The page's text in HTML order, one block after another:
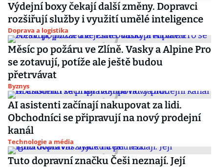
Výdejní boxy čekají další změny. Dopravci
rozšiřují služby i využití umělé inteligence
Doprava a logistika
Měsíc po požáru ve Zlíně. Vasky a Alpine Pro
se zotavují, potíže ale ještě budou
přetrvávat
Byznys
AI asistenti začínají nakupovat za lidi.
Obchodníci se připravují na nový prodejní
kanál
Technologie a média
Tuto dopravní značku Češi neznají. Její